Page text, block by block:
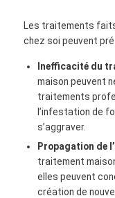
Les traitements
chez soi peuvent
Inefficacité du
maison peuvent
traitements
l’infestation de
s’aggraver.
Propagation de
traitement
elles peuvent
création de